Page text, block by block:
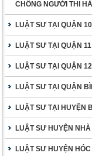
CHỐNG NGƯỜI THI
LUẬT SƯ TẠI QUẬN 10
LUẬT SƯ TẠI QUẬN 11
LUẬT SƯ TẠI QUẬN 12
LUẬT SƯ TẠI QUẬN
LUẬT SƯ TẠI HUYỆN
LUẬT SƯ HUYỆN
LUẬT SƯ HUYỆN HÓC